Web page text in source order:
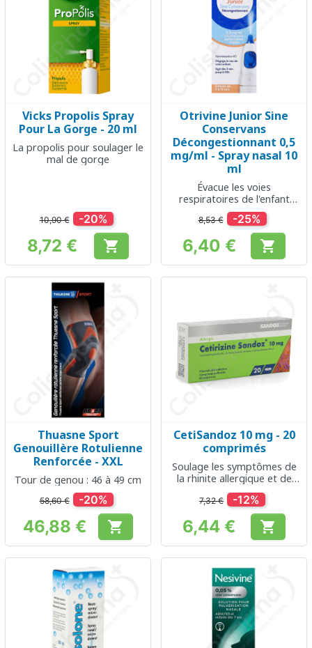
Vicks Propolis Spray
Pour La Gorge - 20 ml
La propolis pour soulager le
mal de gorge
10,90 € -20%
Prix
8,72 € 
Otrivine Junior Sine
Conservans
Décongestionnant 0,5
mg/ml - Spray nasal 10
ml
Évacue les voies
respiratoires de l'enfant
pour l’aider à respirer et se
sentir mieux
8,53 € -25%
Prix
6,40 € 
Thuasne Sport
Genouillère Rotulienne
Renforcée - XXL
Tour de genou : 46 à 49 cm
58,60 € -20%
Prix
46,88 € 
CetiSandoz 10 mg - 20
comprimés
Soulage les symptômes de
la rhinite allergique et de
l'urticaire
7,32 € -12%
Prix
6,44 € 